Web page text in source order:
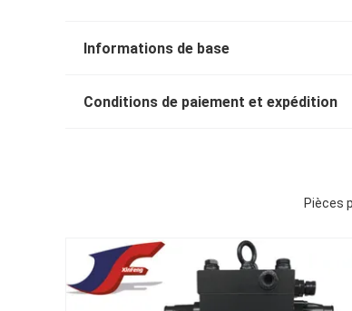
Informations de base
Conditions de paiement et expédition
Pièces